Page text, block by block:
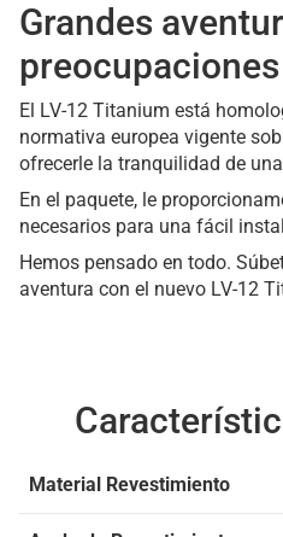
Grandes
preocupaciones
El LV-12 Titanium está
normativa europea vigente
ofrecerle la tranquilidad de
En el paquete, le
necesarios para una fácil
Hemos pensado en todo.
aventura con el nuevo LV-12
Material Revestimiento